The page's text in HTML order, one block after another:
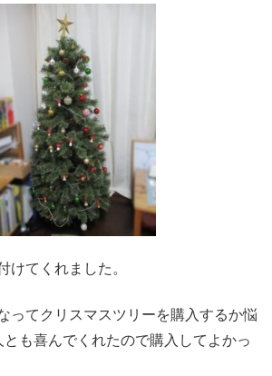
けてくれました。
ってクリスマスツリーを購入するか悩
も喜んでくれたので購入してよかっ